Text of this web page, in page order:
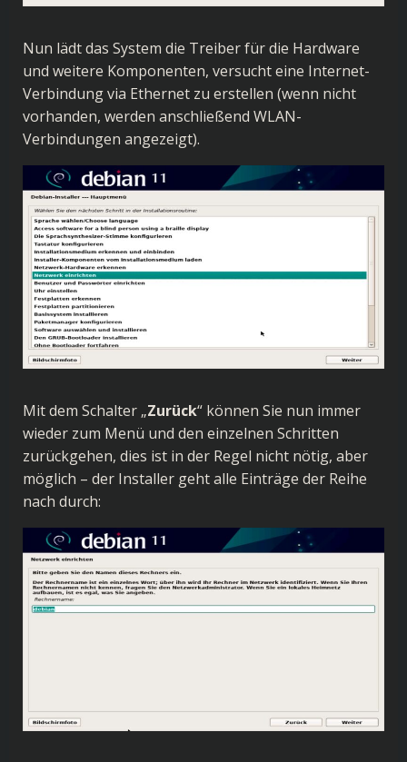
Nun lädt das System die Treiber für die Hardware
und weitere Komponenten, versucht eine Internet-
Verbindung via Ethernet zu erstellen (wenn nicht
vorhanden, werden anschließend WLAN-
Verbindungen angezeigt).
Mit dem Schalter „Zurück“ können Sie nun immer
wieder zum Menü und den einzelnen Schritten
zurückgehen, dies ist in der Regel nicht nötig, aber
möglich – der Installer geht alle Einträge der Reihe
nach durch: